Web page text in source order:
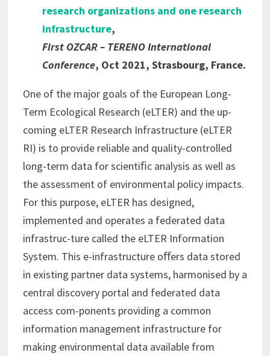
research organizations and one research
infrastructure,
First OZCAR – TERENO International
Conference, Oct 2021, Strasbourg, France.
One of the major goals of the European Long-
Term Ecological Research (eLTER) and the up-
coming eLTER Research Infrastructure (eLTER
RI) is to provide reliable and quality-controlled
long-term data for scientiﬁc analysis as well as
the assessment of environmental policy impacts.
For this purpose, eLTER has designed,
implemented and operates a federated data
infrastruc-ture called the eLTER Information
System. This e-infrastructure oﬀers data stored
in existing partner data systems, harmonised by a
central discovery portal and federated data
access com-ponents providing a common
information management infrastructure for
making environmental data available from